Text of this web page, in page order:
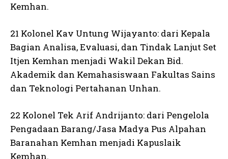
Kemhan.
21 Kolonel Kav Untung Wijayanto: dari Kepala
Bagian Analisa, Evaluasi, dan Tindak Lanjut Set
Itjen Kemhan menjadi Wakil Dekan Bid.
Akademik dan Kemahasiswaan Fakultas Sains
dan Teknologi Pertahanan Unhan.
22 Kolonel Tek Arif Andrijanto: dari Pengelola
Pengadaan Barang/Jasa Madya Pus Alpahan
Baranahan Kemhan menjadi Kapuslaik
Kemhan.